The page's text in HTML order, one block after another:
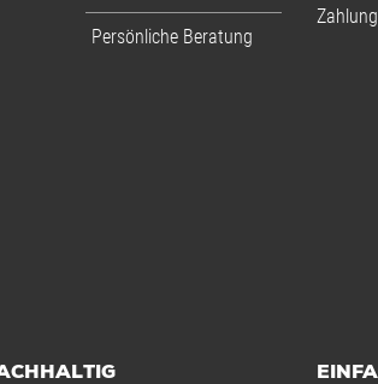
Persönliche Beratung
Zahlung